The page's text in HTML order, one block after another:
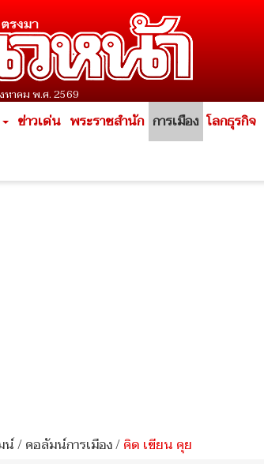
าคม พ.ศ. 2569
ข่าวเด่น พระราชสำนัก การเมือง โลกธุรกิจ
น์/คอลัมน์การเมือง/คิด เขียน คุย